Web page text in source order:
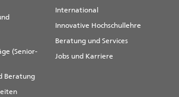
(Senior-
Beratung
International
Innovative Hochschullehre
Beratung und Services
Jobs und Karriere